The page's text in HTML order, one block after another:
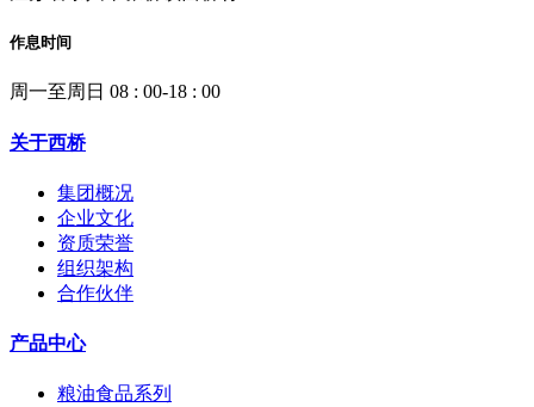
作息时间
周一至周日 08 : 00-18 : 00
关于西桥
集团概况
企业文化
资质荣誉
组织架构
合作伙伴
产品中心
粮油食品系列